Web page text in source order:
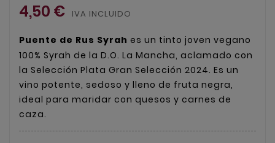
4,50 € IVA INCLUIDO
Puente de Rus Syrah es un tinto joven vegano
100% Syrah de la D.O. La Mancha, aclamado con
la Selección Plata Gran Selección 2024. Es un
vino potente, sedoso y lleno de fruta negra,
ideal para maridar con quesos y carnes de
caza.